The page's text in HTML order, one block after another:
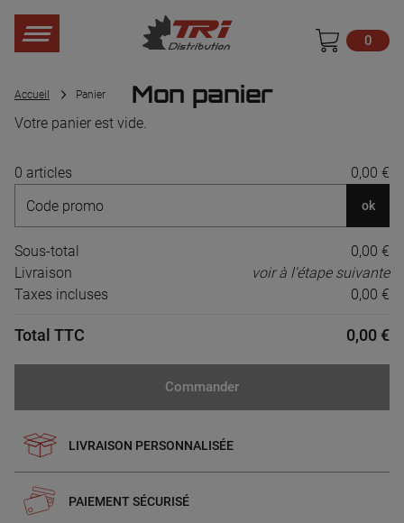
0
Accueil Panier Mon panier
Votre panier est vide.
0 articles 0,00 €
ok
Sous-total
0,00 €
Livraison
voir à l'étape suivante
Taxes incluses
0,00 €
Total TTC 0,00 €
Commander
LIVRAISON PERSONNALISÉE
PAIEMENT SÉCURISÉ